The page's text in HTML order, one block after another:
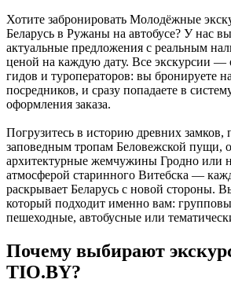
Хотите забронировать Молодёжные
Беларусь в Ружаны на автобусе? У нас
актуальные предложения с реальным
ценой на каждую дату. Все экскурсии —
гидов и туроператоров: вы бронируете
посредников, и сразу попадаете в
оформления заказа.
Погрузитесь в историю древних замков,
заповедным тропам Беловежской пущи,
архитектурные жемчужины Гродно или
атмосферой старинного Витебска —
раскрывает Беларусь с новой стороны.
который подходит именно вам:
пешеходные, автобусные или
Почему выбирают
TIO.BY?